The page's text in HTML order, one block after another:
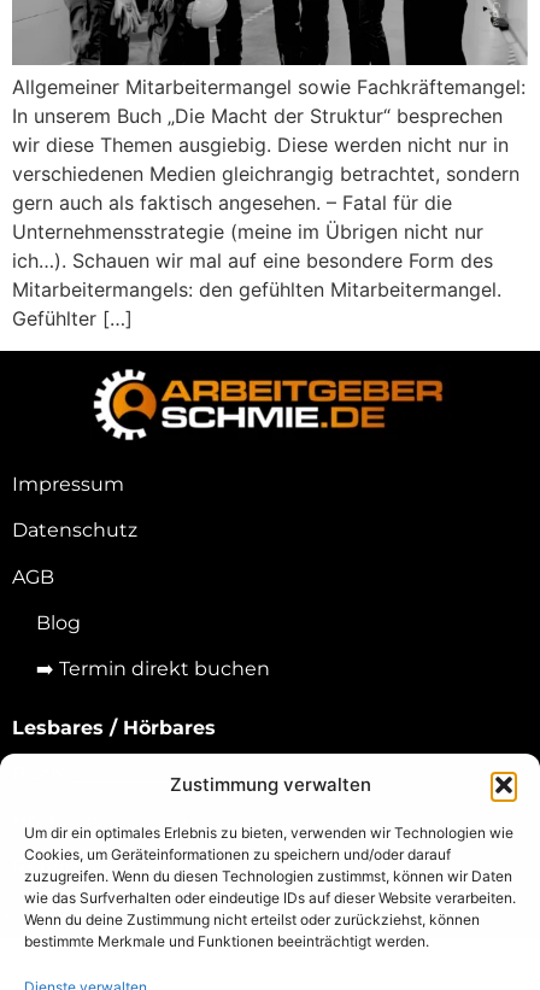
Zustimmung verwalten
Um dir ein optimales Erlebnis zu bieten, verwenden wir Technologien wie
Cookies, um Geräteinformationen zu speichern und/oder darauf
zuzugreifen. Wenn du diesen Technologien zustimmst, können wir Daten
wie das Surfverhalten oder eindeutige IDs auf dieser Website verarbeiten.
Wenn du deine Zustimmung nicht erteilst oder zurückziehst, können
bestimmte Merkmale und Funktionen beeinträchtigt werden.
Allgemeiner Mitarbeitermangel sowie Fachkräftemangel:
In unserem Buch „Die Macht der Struktur“ besprechen
wir diese Themen ausgiebig. Diese werden nicht nur in
verschiedenen Medien gleichrangig betrachtet, sondern
gern auch als faktisch angesehen. – Fatal für die
Unternehmensstrategie (meine im Übrigen nicht nur
ich…). Schauen wir mal auf eine besondere Form des
Mitarbeitermangels: den gefühlten Mitarbeitermangel.
Gefühlter […]
Impressum
Datenschutz
AGB
Blog
➡️ Termin direkt buchen
Lesbares / Hörbares
Macht der Struktur
Report: Wie man Arbeitgebermarken erschafft